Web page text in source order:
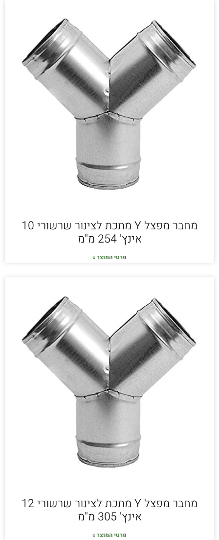
מחבר מפצל Y מתכת לצינור שרשורי 10
אינץ' 254 מ"מ
פרטי המוצר »
מחבר מפצל Y מתכת לצינור שרשורי 12
אינץ' 305 מ"מ
פרטי המוצר »